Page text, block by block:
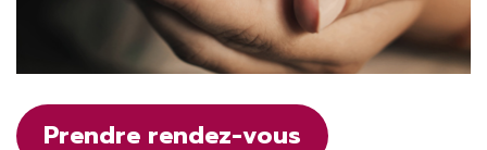
Prendre rendez-vous